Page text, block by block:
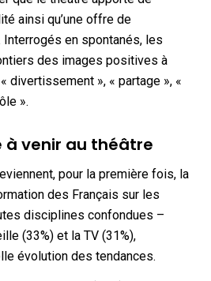
ainsi qu’une offre de
en spontanés, les
des images positives à
divertissement », « partage », «
».
à venir au théâtre
pour la première fois, la
des Français sur les
disciplines confondues –
(33%) et la TV (31%),
évolution des tendances.